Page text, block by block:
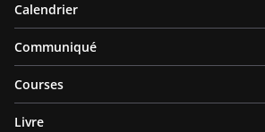
Calendrier
Communiqué
Courses
Livre